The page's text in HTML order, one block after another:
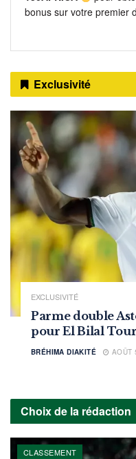
bonus sur votre premier
Exclusivité
EXCLUSIVITÉ
Parme double
pour El Bilal
BRÉHIMA DIAKITÉ AOÛT
Choix de la rédaction
CLASSEMENT